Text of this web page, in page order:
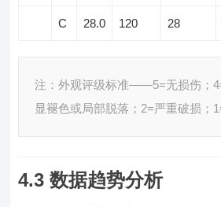
C 28.0 120 28
注：外观评级标准——5=无损伤；
显褪色或局部脱落；2=严重破损；
4.3 数据趋势分析